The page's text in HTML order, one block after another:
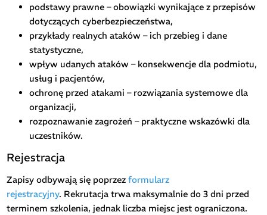
podstawy prawne – obowiązki wynikające z przepisów
dotyczących cyberbezpieczeństwa,
przykłady realnych ataków – ich przebieg i dane
statystyczne,
wpływ udanych ataków – konsekwencje dla podmiotu,
usług i pacjentów,
ochronę przed atakami – rozwiązania systemowe dla
organizacji,
rozpoznawanie zagrożeń – praktyczne wskazówki dla
uczestników.
Rejestracja
Zapisy odbywają się poprzezformularz
rejestracyjny. Rekrutacja trwa maksymalnie do 3 dni przed
terminem szkolenia, jednak liczba miejsc jest ograniczona.